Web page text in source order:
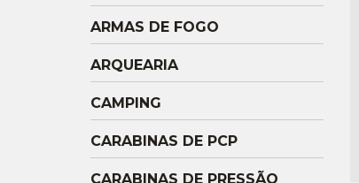
ARMAS DE FOGO
ARQUEARIA
CAMPING
CARABINAS DE PCP
CARABINAS DE PRESSÃO